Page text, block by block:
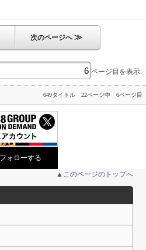
次のページへ≫
ページ目を表示
649タイトル 22ページ中 6ページ目
▲このページのトップへ